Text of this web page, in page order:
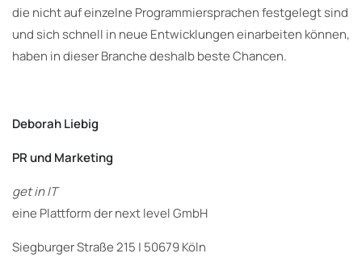
die nicht auf einzelne Programmiersprachen festgelegt sind
und sich schnell in neue Entwicklungen einarbeiten können,
haben in dieser Branche deshalb beste Chancen.
Deborah Liebig
PR und Marketing
get in IT
eine Plattform der next level GmbH
Siegburger Straße 215 | 50679 Köln